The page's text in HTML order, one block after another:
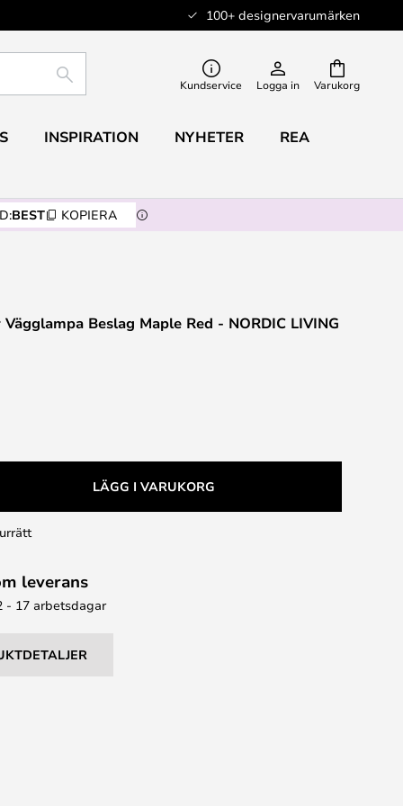
100+ designervarumärken
Varukorg
SÖK Kundservice Logga in
INSPIRATION NYHETER REA
BEST KOPIERA
Beslag Maple Red - NORDIC LIVING
LÄGG I VARUKORG
leverans
- 17 arbetsdagar